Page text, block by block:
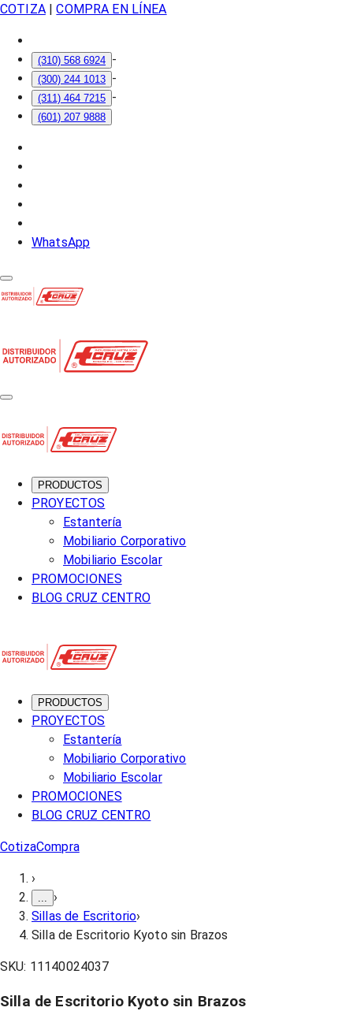
COTIZA| COMPRA EN LÍNEA
(310) 568 6924 -
(300) 244 1013 -
(311) 464 7215 -
(601) 207 9888
WhatsApp
PRODUCTOS
PROYECTOS
Estantería
Mobiliario Corporativo
Mobiliario Escolar
PROMOCIONES
BLOG CRUZ CENTRO
PRODUCTOS
PROYECTOS
Estantería
Mobiliario Corporativo
Mobiliario Escolar
PROMOCIONES
BLOG CRUZ CENTRO
CotizaCompra
›
›
Sillas de Escritorio›
Silla de Escritorio Kyoto sin Brazos
SKU: 11140024037
Silla de Escritorio Kyoto sin Brazos